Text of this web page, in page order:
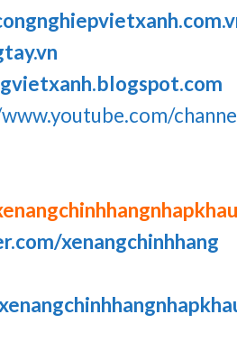
xenangchinhhang